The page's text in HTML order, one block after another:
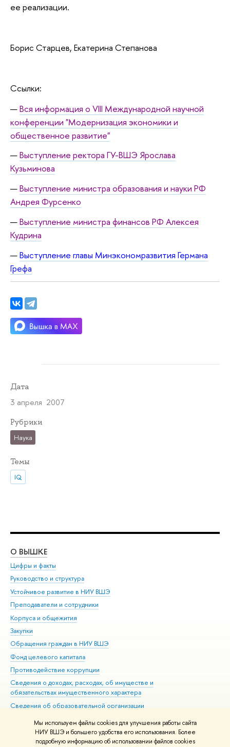
Мы используем файлы cookies для улучшения работы сайта
НИУ ВШЭ и большего удобства его использования. Более
подробную информацию об использовании файлов cookies
ее реализации.
Борис Старцев, Екатерина Степанова
Ссылки:
Вся информация о VIII Международной научной
конференции "Модернизация экономики и
общественное развитие"
Выступление ректора ГУ-ВШЭ Ярослава
Кузьминова
Выступление министра образования и науки РФ
Андрея Фурсенко
Выступление министра финансов РФ Алексея
Кудрина
Выступление главы Минэкономразвития Германа
Грефа
Дата
3 апреля 2007
Рубрики
Наука
Темы
IQ
О ВЫШКЕ
Цифры и факты
Руководство и структура
Устойчивое развитие в НИУ ВШЭ
Преподаватели и сотрудники
Корпуса и общежития
Закупки
Обращения граждан в НИУ ВШЭ
Фонд целевого капитала
Противодействие коррупции
Сведения о доходах, расходах, об имуществе и
обязательствах имущественного характера
Сведения об образовательной организации
Людям с ограниченными возможностями здоровья
Единая платежная страница
Работа в Вышке